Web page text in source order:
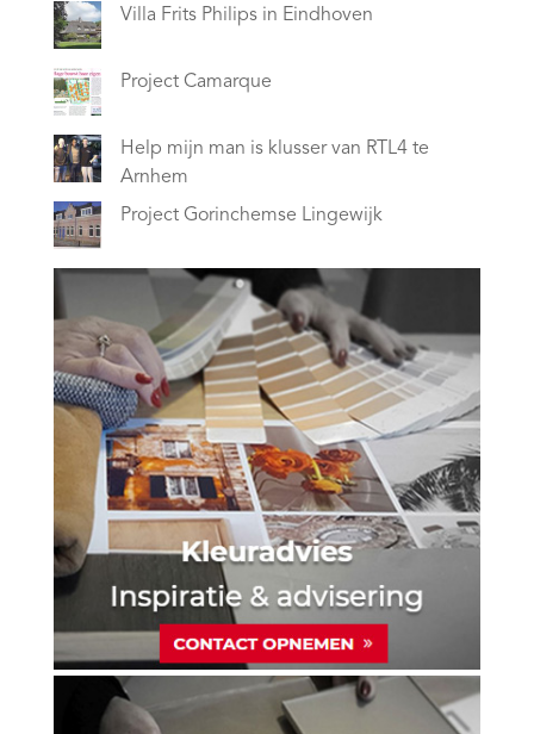
Villa Frits Philips in Eindhoven
Project Camarque
Help mijn man is klusser van RTL4 te
Arnhem
Project Gorinchemse Lingewijk